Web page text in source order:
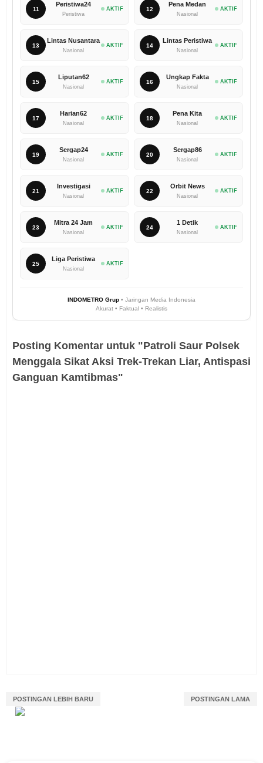
11
Peristiwa24
Peristiwa
AKTIF 12
Pena Medan
Nasional
AKTIF
13
Lintas Nusantara
Nasional
AKTIF 14
Lintas Peristiwa
Nasional
AKTIF
15
Liputan62
Nasional
AKTIF 16
Ungkap Fakta
Nasional
AKTIF
17
Harian62
Nasional
AKTIF 18
Pena Kita
Nasional
AKTIF
19
Sergap24
Nasional
AKTIF 20
Sergap86
Nasional
AKTIF
21
Investigasi
Nasional
AKTIF 22
Orbit News
Nasional
AKTIF
23
Mitra 24 Jam
Nasional
AKTIF 24
1 Detik
Nasional
AKTIF
25
Liga Peristiwa
Nasional
AKTIF
INDOMETRO Grup • Jaringan Media Indonesia
Akurat • Faktual • Realistis
Posting Komentar untuk "Patroli Saur Polsek
Menggala Sikat Aksi Trek-Trekan Liar, Antispasi
Ganguan Kamtibmas"
POSTINGAN LEBIH BARU POSTINGAN LAMA